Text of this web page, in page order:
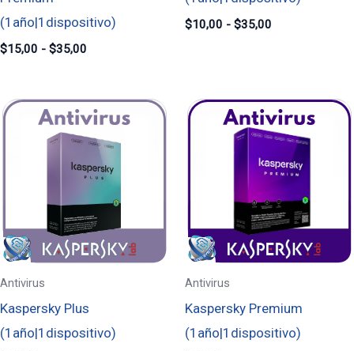
(1año|1dispositivo)
$15,00 - $35,00
$10,00 - $35,00
Antivirus
Kaspersky Plus
(1año|1dispositivo)
Antivirus
Kaspersky Premium
(1año|1dispositivo)